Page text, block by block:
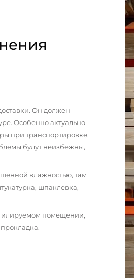
Он должен
Особенно актуально
при транспортировке,
будут неизбежны,
влажностью, там
шпаклевка,
помещении,